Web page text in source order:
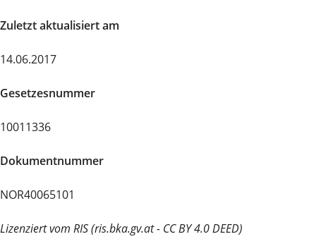
Zuletzt aktualisiert am
14.06.2017
Gesetzesnummer
10011336
Dokumentnummer
NOR40065101
Lizenziert vom RIS (ris.bka.gv.at - CC BY 4.0 DEED)